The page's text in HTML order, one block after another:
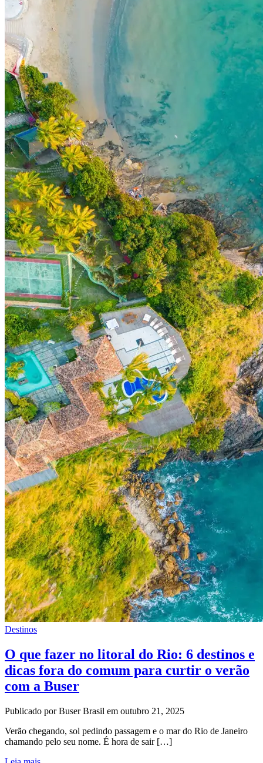
Destinos
O que fazer no litoral do Rio: 6 destinos e
dicas fora do comum para curtir o verão
com a Buser
Publicado por Buser Brasil em outubro 21, 2025
Verão chegando, sol pedindo passagem e o mar do Rio de Janeiro
chamando pelo seu nome. É hora de sair […]